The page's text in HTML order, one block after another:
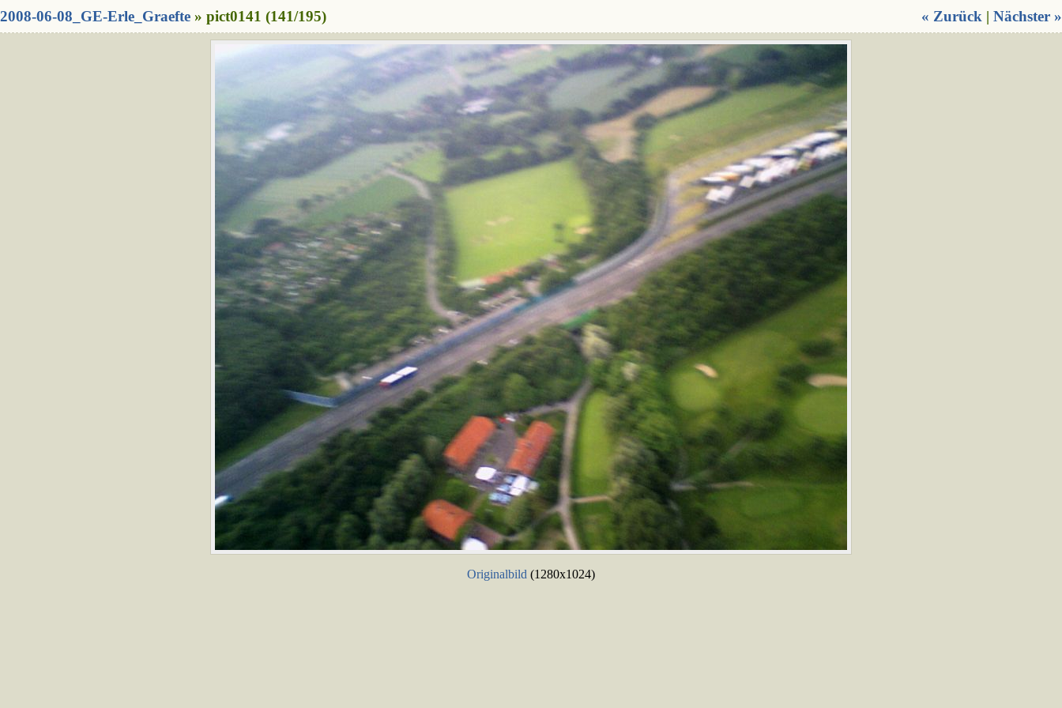
« Zurück | Nächster »
2008-06-08_GE-Erle_Graefte » pict0141 (141/195)
Originalbild (1280x1024)